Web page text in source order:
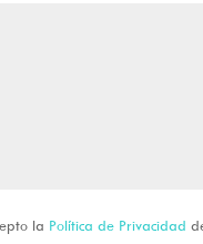
la Política de Privacidad